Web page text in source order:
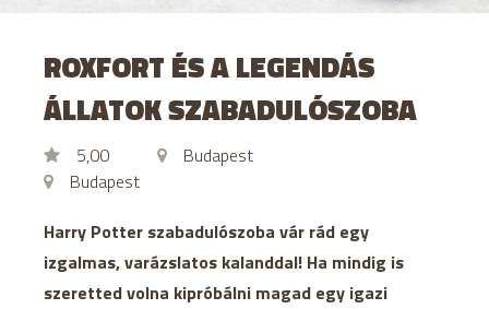
ROXFORT ÉS A LEGENDÁS
ÁLLATOK SZABADULÓSZOBA
5,00
Budapest
Budapest
Harry Potter szabadulószoba vár rád egy
izgalmas, varázslatos kalanddal! Ha mindig is
szeretted volna kipróbálni magad egy igazi